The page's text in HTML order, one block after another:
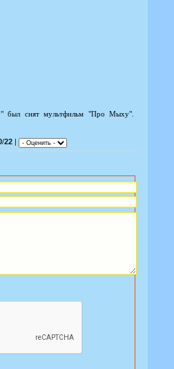
был снят мультфильм "Про Мыху".
/22